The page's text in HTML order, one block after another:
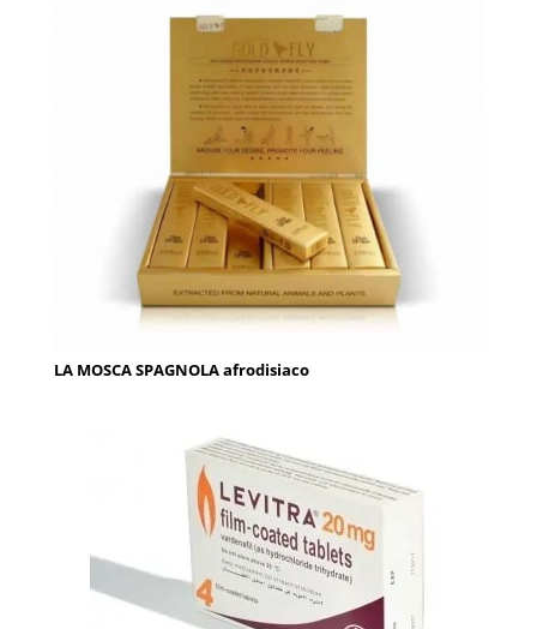
LA MOSCA SPAGNOLA afrodisiaco